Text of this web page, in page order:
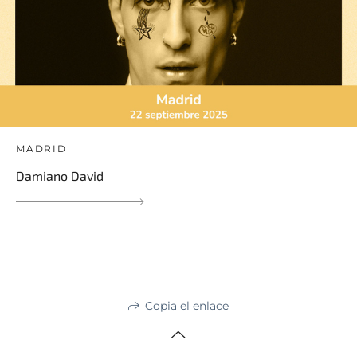
MADRID
Damiano David
Copia el enlace